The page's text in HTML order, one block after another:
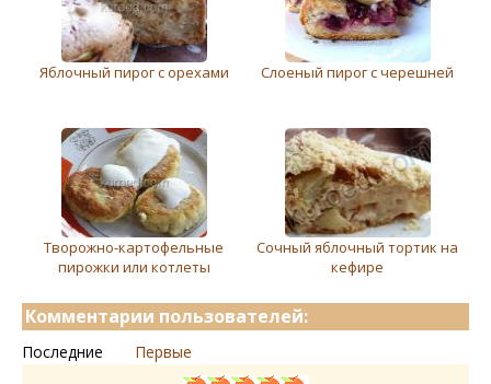
Яблочный пирог с орехами Слоеный пирог с черешней
Творожно-картофельные
пирожки или котлеты
Сочный яблочный тортик на
кефире
Комментарии пользователей:
Последние Первые